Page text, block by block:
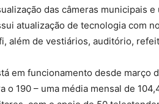
das câmeras municipais
atualização de tecnologia com
além de vestiários, auditório,
em funcionamento desde março
o 190 – uma média mensal de